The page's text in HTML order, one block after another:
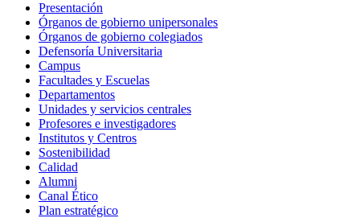
Presentación
Órganos de gobierno unipersonales
Órganos de gobierno colegiados
Defensoría Universitaria
Campus
Facultades y Escuelas
Departamentos
Unidades y servicios centrales
Profesores e investigadores
Institutos y Centros
Sostenibilidad
Calidad
Alumni
Canal Ético
Plan estratégico